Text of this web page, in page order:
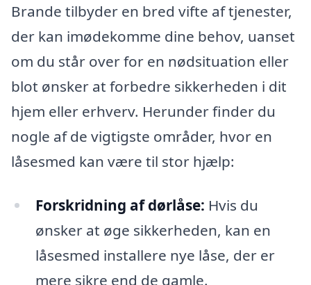
Brande tilbyder en bred vifte af tjenester,
der kan imødekomme dine behov, uanset
om du står over for en nødsituation eller
blot ønsker at forbedre sikkerheden i dit
hjem eller erhverv. Herunder finder du
nogle af de vigtigste områder, hvor en
låsesmed kan være til stor hjælp:
Forskridning af dørlåse: Hvis du
ønsker at øge sikkerheden, kan en
låsesmed installere nye låse, der er
mere sikre end de gamle.